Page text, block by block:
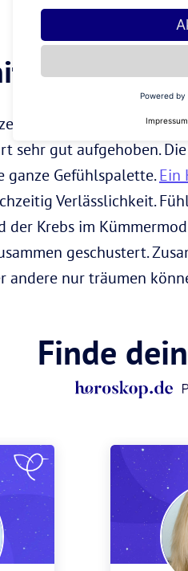
Krebs-
oder an einer
sehr gut aufgehoben.
ganze Gefühlspalette.Ein
Verlässlichkeit.
der Krebs im
geschustert.
andere nur träumen
Finde
Powered by
Impressum